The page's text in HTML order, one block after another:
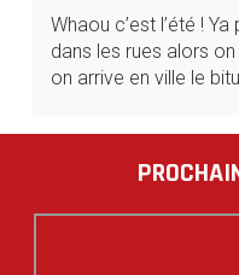
Whaou c’est l’été !
dans les rues alors
on arrive en ville le